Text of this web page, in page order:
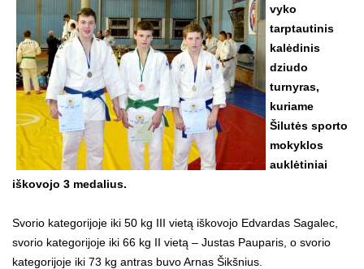
vyko
tarptautinis
kalėdinis
dziudo
turnyras,
kuriame
Šilutės sporto
mokyklos
auklėtiniai
iškovojo 3 medalius.
Svorio kategorijoje iki 50 kg III vietą iškovojo Edvardas Sagalec,
svorio kategorijoje iki 66 kg II vietą – Justas Pauparis, o svorio
kategorijoje iki 73 kg antras buvo Arnas Šikšnius.